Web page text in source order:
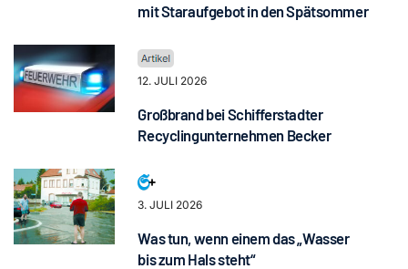
mit Staraufgebot in den Spätsommer
12. JULI 2026
Großbrand bei Schifferstadter
Recyclingunternehmen Becker
3. JULI 2026
Was tun, wenn einem das „Wasser
bis zum Hals steht“